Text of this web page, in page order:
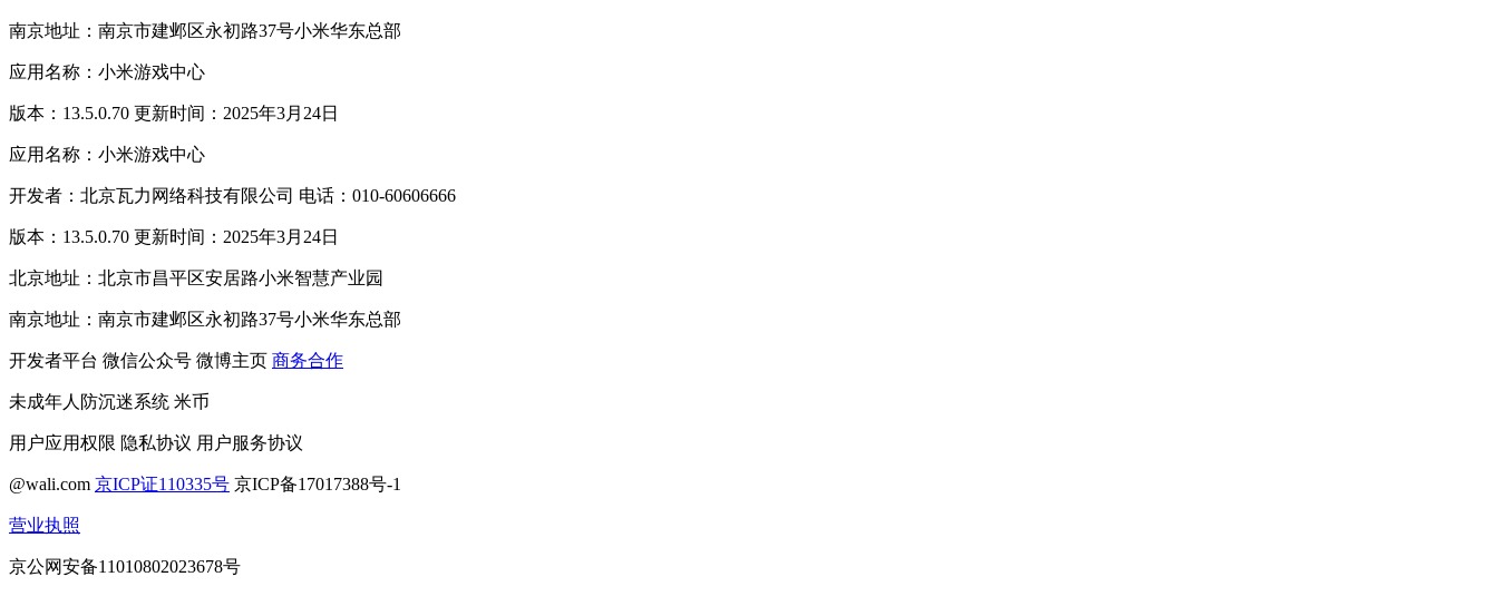
南京地址：南京市建邺区永初路37号小米华东总部
应用名称：小米游戏中心
版本：13.5.0.70 更新时间：2025年3月24日
应用名称：小米游戏中心
开发者：北京瓦力网络科技有限公司 电话：010-60606666
版本：13.5.0.70 更新时间：2025年3月24日
北京地址：北京市昌平区安居路小米智慧产业园
南京地址：南京市建邺区永初路37号小米华东总部
开发者平台 微信公众号 微博主页 商务合作
未成年人防沉迷系统 米币
用户应用权限 隐私协议 用户服务协议
@wali.com 京ICP证110335号 京ICP备17017388号-1
营业执照
京公网安备11010802023678号